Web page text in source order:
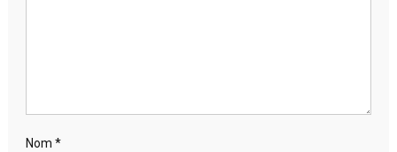
Nom *